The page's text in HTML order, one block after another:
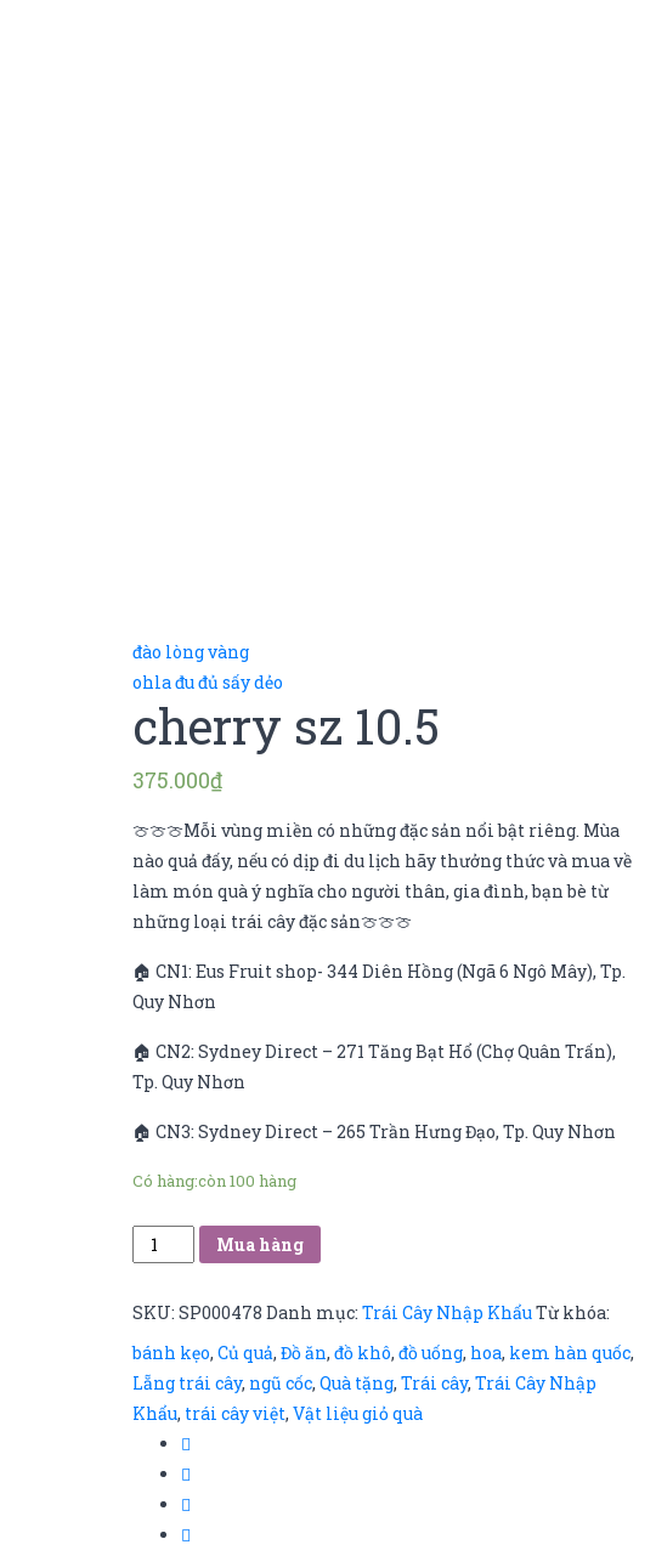
đào lòng vàng
ohla đu đủ sấy dẻo
cherry sz 10.5
375.000₫
🍈🍈🍈Mỗi vùng miền có những đặc sản nổi bật riêng. Mùa
nào quả đấy, nếu có dịp đi du lịch hãy thưởng thức và mua về
làm món quà ý nghĩa cho người thân, gia đình, bạn bè từ
những loại trái cây đặc sản🍈🍈🍈
🏠 CN1: Eus Fruit shop- 344 Diên Hồng (Ngã 6 Ngô Mây), Tp.
Quy Nhơn
🏠 CN2: Sydney Direct – 271 Tăng Bạt Hổ (Chợ Quân Trấn),
Tp. Quy Nhơn
🏠 CN3: Sydney Direct – 265 Trần Hưng Đạo, Tp. Quy Nhơn
Có hàng:còn 100 hàng
cherry
sz
10.5
lượng
Mua hàng
SKU: SP000478 Danh mục: Trái Cây Nhập KhẩuTừ khóa:
bánh kẹo,Củ quả,Đồ ăn,đồ khô,đồ uống, hoa, kem hàn quốc,
Lẵng trái cây, ngũ cốc,Quà tặng,Trái cây,Trái Cây Nhập
Khẩu, trái cây việt,Vật liệu giỏ quà